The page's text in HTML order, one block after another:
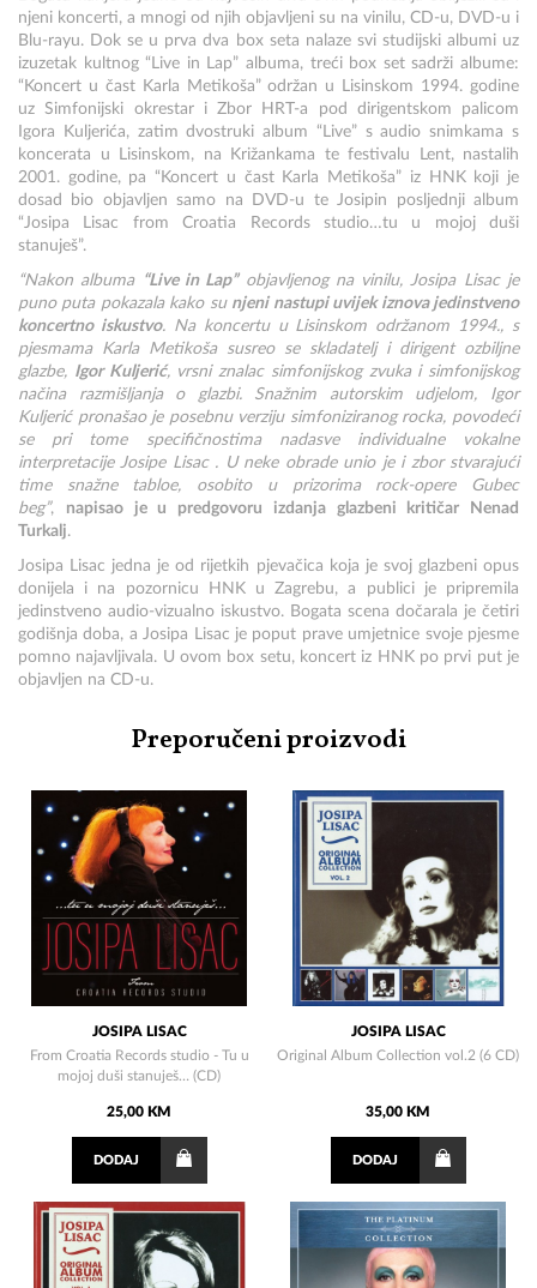
njeni koncerti, a mnogi od njih objavljeni su na vinilu, CD-u, DVD-u i
Blu-rayu. Dok se u prva dva box seta nalaze svi studijski albumi uz
izuzetak kultnog “Live in Lap” albuma, treći box set sadrži albume:
“Koncert u čast Karla Metikoša” održan u Lisinskom 1994. godine
uz Simfonijski okrestar i Zbor HRT-a pod dirigentskom palicom
Igora Kuljerića, zatim dvostruki album “Live” s audio snimkama s
koncerata u Lisinskom, na Križankama te festivalu Lent, nastalih
2001. godine, pa “Koncert u čast Karla Metikoša” iz HNK koji je
dosad bio objavljen samo na DVD-u te Josipin posljednji album
“Josipa Lisac from Croatia Records studio…tu u mojoj duši
stanuješ”.
“Nakon albuma “Live in Lap”objavljenog na vinilu, Josipa Lisac je
puno puta pokazala kako su njeni nastupi uvijek iznova jedinstveno
koncertno iskustvo. Na koncertu u Lisinskom održanom 1994., s
pjesmama Karla Metikoša susreo se skladatelj i dirigent ozbiljne
glazbe, Igor Kuljerić, vrsni znalac simfonijskog zvuka i simfonijskog
načina razmišljanja o glazbi. Snažnim autorskim udjelom, Igor
Kuljerić pronašao je posebnu verziju simfoniziranog rocka, povodeći
se pri tome specifičnostima nadasve individualne vokalne
interpretacije Josipe Lisac . U neke obrade unio je i zbor stvarajući
time snažne tabloe, osobito u prizorima rock-opere Gubec
beg”, napisao je u predgovoru izdanja glazbeni kritičar Nenad
Turkalj.
Josipa Lisac jedna je od rijetkih pjevačica koja je svoj glazbeni opus
donijela i na pozornicu HNK u Zagrebu, a publici je pripremila
jedinstveno audio-vizualno iskustvo. Bogata scena dočarala je četiri
godišnja doba, a Josipa Lisac je poput prave umjetnice svoje pjesme
pomno najavljivala. U ovom box setu, koncert iz HNK po prvi put je
objavljen na CD-u.
Preporučeni proizvodi
JOSIPA LISAC
From Croatia Records studio - Tu u
mojoj duši stanuješ… (CD)
25,00 KM
DODAJ
JOSIPA LISAC
Original Album Collection vol.2 (6 CD)
35,00 KM
DODAJ